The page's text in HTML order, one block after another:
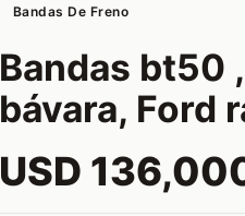
Bandas De Freno
Bandas bt50
bávara, Ford
USD